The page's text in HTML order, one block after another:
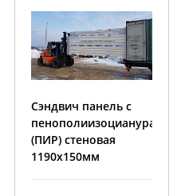
Сэндвич панель с
пенополиизоциануратом
(ПИР) стеновая
1190x120мм